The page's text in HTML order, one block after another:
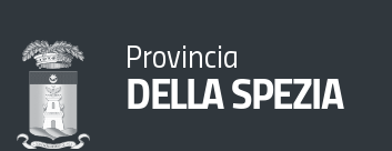
Provincia
DELLA SPEZIA